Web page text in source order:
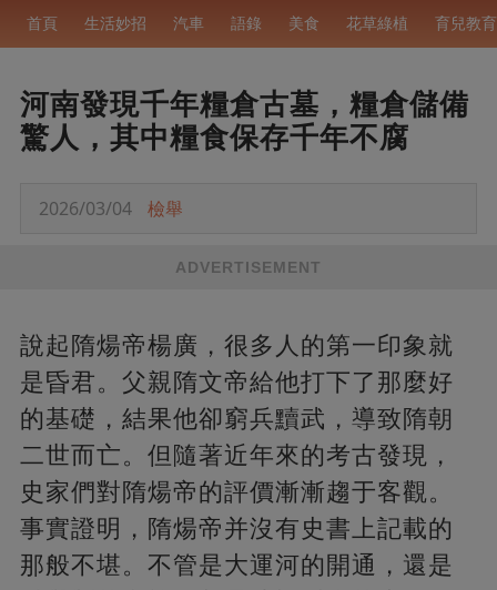
首頁 生活妙招 汽車 語錄 美食 花草綠植 育兒教育
河南發現千年糧倉古墓，糧倉儲備
驚人，其中糧食保存千年不腐
2026/03/04 檢舉
ADVERTISEMENT
說起隋煬帝楊廣，很多人的第一印象就
是昏君。父親隋文帝給他打下了那麼好
的基礎，結果他卻窮兵黷武，導致隋朝
二世而亡。但隨著近年來的考古發現，
史家們對隋煬帝的評價漸漸趨于客觀。
事實證明，隋煬帝并沒有史書上記載的
那般不堪。不管是大運河的開通，還是